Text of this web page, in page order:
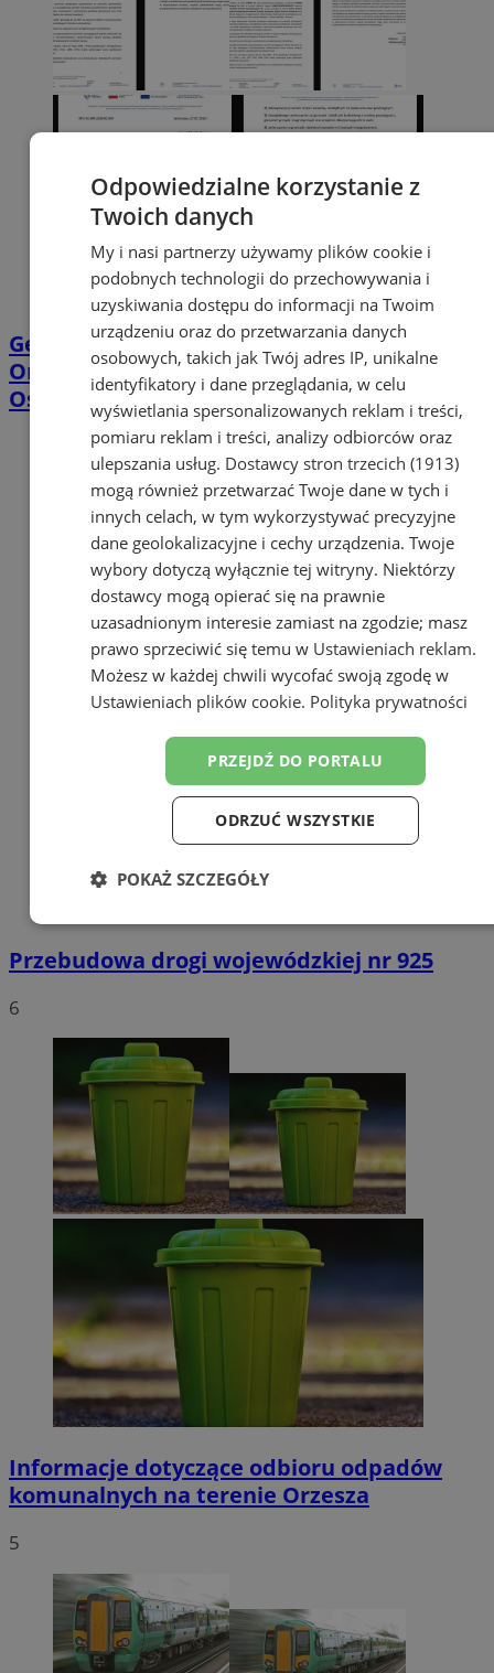
Geodeci wejdą na nieruchomości w
Orzeszu. Chodzi o projekt linii Katowice–
Ostrawa
Przebudowa drogi wojewódzkiej nr 925
6
Informacje dotyczące odbioru odpadów
komunalnych na terenie Orzesza
5
Odpowiedzialne korzystanie z
Twoich danych
My i nasi partnerzy używamy plików cookie i
podobnych technologii do przechowywania i
uzyskiwania dostępu do informacji na Twoim
urządzeniu oraz do przetwarzania danych
osobowych, takich jak Twój adres IP, unikalne
identyfikatory i dane przeglądania, w celu
wyświetlania spersonalizowanych reklam i treści,
pomiaru reklam i treści, analizy odbiorców oraz
ulepszania usług. Dostawcy stron trzecich (1913)
mogą również przetwarzać Twoje dane w tych i
innych celach, w tym wykorzystywać precyzyjne
dane geolokalizacyjne i cechy urządzenia. Twoje
wybory dotyczą wyłącznie tej witryny. Niektórzy
dostawcy mogą opierać się na prawnie
uzasadnionym interesie zamiast na zgodzie; masz
prawo sprzeciwić się temu w Ustawieniach reklam.
Możesz w każdej chwili wycofać swoją zgodę w
Ustawieniach plików cookie. Polityka prywatności
PRZEJDŹ DO PORTALU
ODRZUĆ WSZYSTKIE
POKAŻ SZCZEGÓŁY
Niezbędne Wydajność Targetowanie
Niezbędne Wydajność
Targetowanie
Funkcjonalność
Niesklasyfikowane
Niezbędne pliki cookie umożliwiają korzystanie z podstawowych
funkcji strony internetowej, takich jak logowanie użytkownika i
zarządzanie kontem. Bez niezbędnych plików cookie nie można
prawidłowo korzystać ze strony internetowej.
Nazwa
Provider/
Domena
SessID
orzesze.com.pl
VISITOR_PRIVACY_METADATA
YouTube
.youtube.com